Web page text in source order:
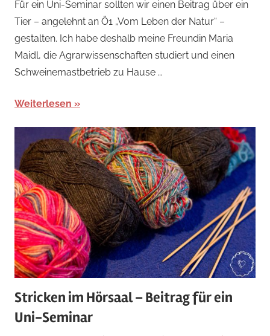
Für ein Uni-Seminar sollten wir einen Beitrag über ein
Tier – angelehnt an Ö1 „Vom Leben der Natur“ –
gestalten. Ich habe deshalb meine Freundin Maria
Maidl, die Agrarwissenschaften studiert und einen
Schweinemastbetrieb zu Hause …
Weiterlesen
Stricken im Hörsaal – Beitrag für ein
Uni-Seminar